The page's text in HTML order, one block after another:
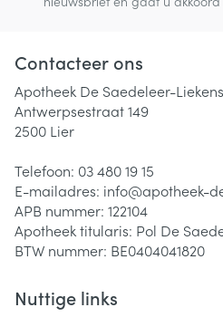
Contacteer ons
Apotheek De Saedeleer-Liekens
Antwerpsestraat 149
2500 Lier
Telefoon: 03 480 19 15
E-mailadres: info@apotheek-
APB nummer: 122104
Apotheek titularis: Pol De
BTW nummer: BE0404041820
Nuttige links